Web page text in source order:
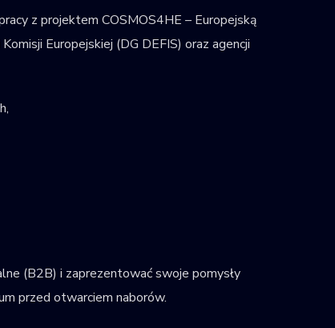
z projektem COSMOS4HE – Europejską
Europejskiej (DG DEFIS) oraz agencji
(B2B) i zaprezentować swoje pomysły
przed otwarciem naborów.